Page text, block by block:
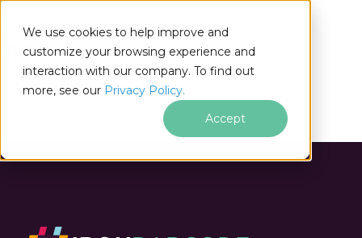
We use cookies to help improve and
customize your browsing experience and
interaction with our company. To find out
more, see our Privacy Policy.
Accept
.NET